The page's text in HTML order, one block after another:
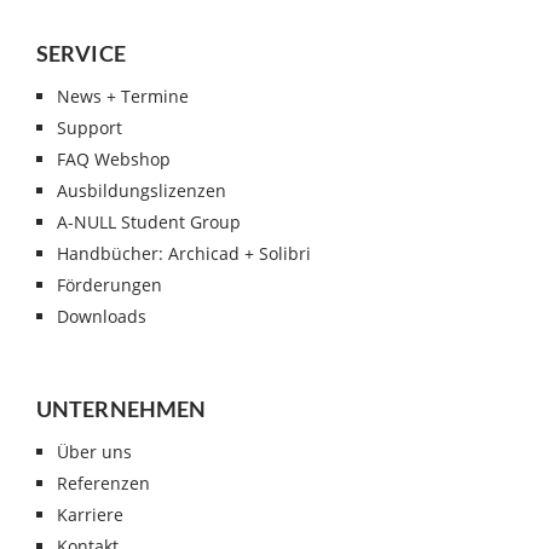
SERVICE
News + Termine
Support
FAQ Webshop
Ausbildungslizenzen
A-NULL Student Group
Handbücher: Archicad + Solibri
Förderungen
Downloads
UNTERNEHMEN
Über uns
Referenzen
Karriere